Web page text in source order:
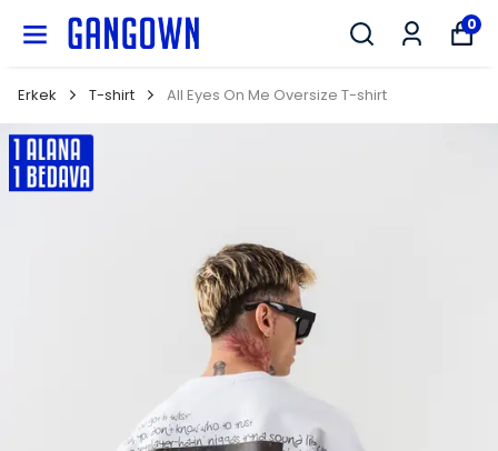
0
Erkek T-shirt All Eyes On Me Oversize T-shirt